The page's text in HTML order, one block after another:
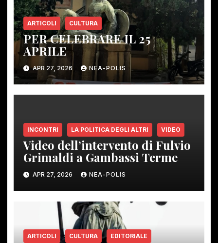
ARTICOLI CULTURA
PER CELEBRARE IL 25
APRILE
APR 27, 2026 NEA-POLIS
INCONTRI LA POLITICA DEGLI ALTRI VIDEO
Video dell’intervento di Fulvio
Grimaldi a Gambassi Terme
APR 27, 2026 NEA-POLIS
ARTICOLI CULTURA EDITORIALE